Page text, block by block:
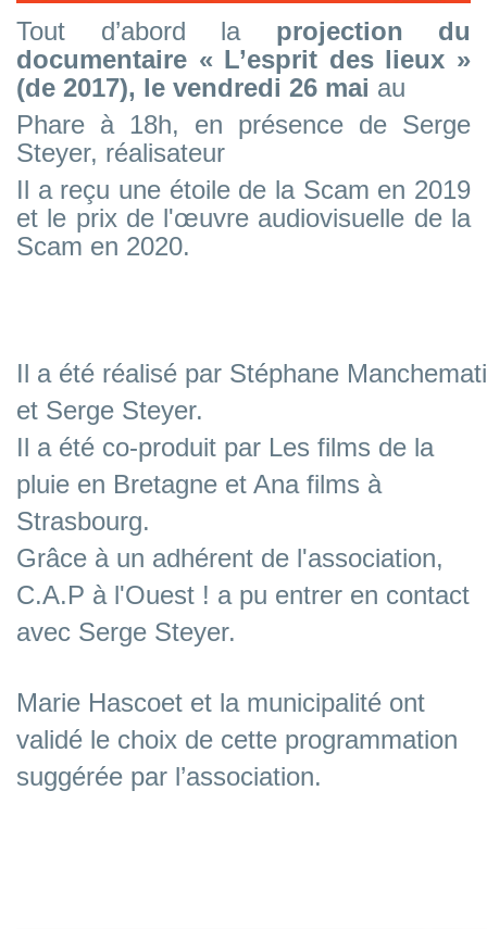
Tout d’abord la projection du
documentaire « L’esprit des lieux »
(de 2017), le vendredi 26 mai au
Phare à 18h, en présence de Serge
Steyer, réalisateur
Il a reçu une étoile de la Scam en 2019
et le prix de l'œuvre audiovisuelle de la
Scam en 2020.
Il a été réalisé par Stéphane
et Serge Steyer.
Il a été co-produit par Les films de la
pluie en Bretagne et Ana films à
Strasbourg.
Grâce à un adhérent de l'association,
C.A.P à l'Ouest ! a pu entrer en contact
avec Serge Steyer.
Marie Hascoet et la municipalité ont
validé le choix de cette programmation
suggérée par l’association.